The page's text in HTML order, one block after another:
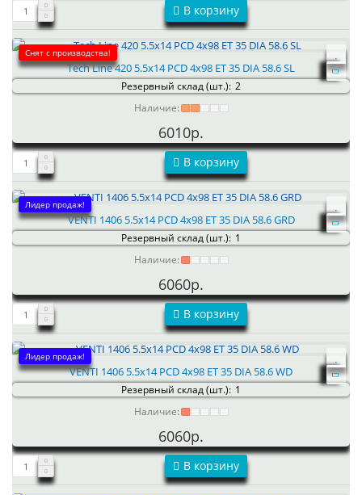
В корзину
Снят с производства!
Tech Line 420 5.5x14 PCD 4x98 ET 35 DIA 58.6 SL
Резервный склад (шт.): 2
Наличие:
6010р.
В корзину
Лидер продаж!
VENTI 1406 5.5x14 PCD 4x98 ET 35 DIA 58.6 GRD
Резервный склад (шт.): 1
Наличие:
6060р.
В корзину
Лидер продаж!
VENTI 1406 5.5x14 PCD 4x98 ET 35 DIA 58.6 WD
Резервный склад (шт.): 1
Наличие:
6060р.
В корзину